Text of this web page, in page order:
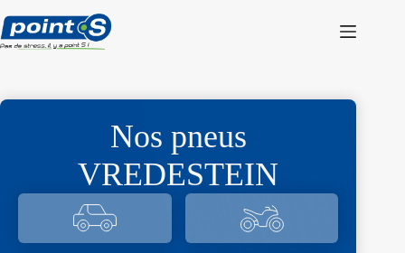
au
contenu
Nos pneus
VREDESTEIN